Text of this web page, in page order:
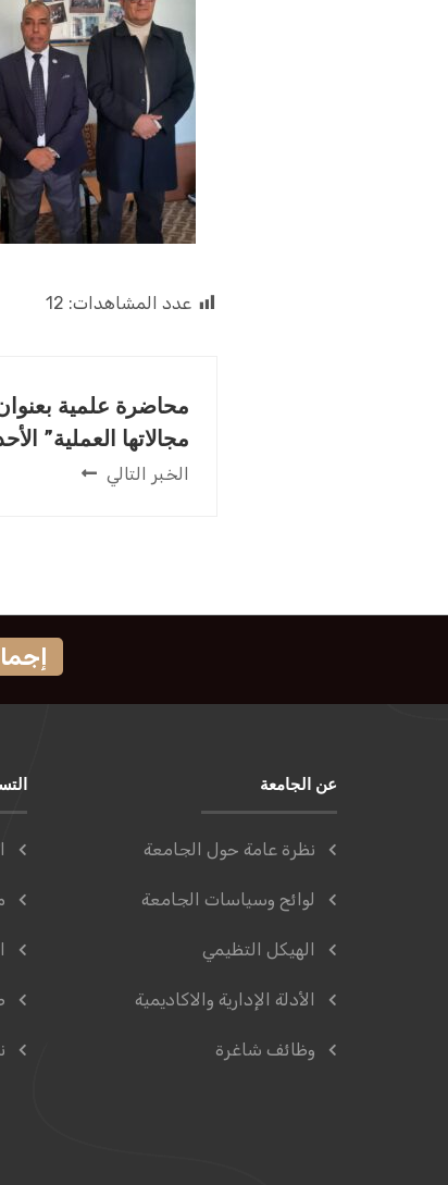
عدد المشاهدات: 12
محاضرة علمية
مجالاتها العملية” الأحد 2024-06-
الخبر التالي
عن الجامعة
نظرة عامة حول الجامعة
لوائح وسياسات الجامعة
الهيكل التظيمي
الأدلة الإدارية والاكاديمية
وظائف شاغرة